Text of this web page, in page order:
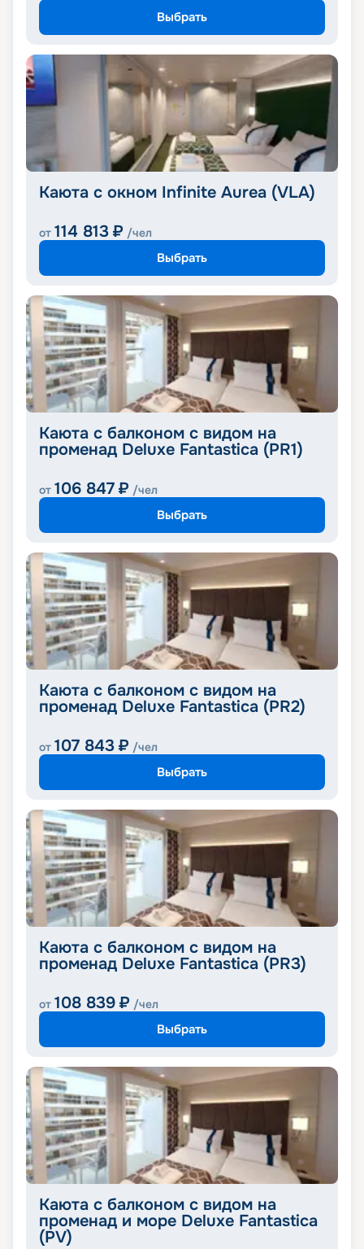
Выбрать
Каюта с окном Infinite Aurea (VLA)
от 114 813 ₽ /чел
Выбрать
Каюта с балконом с видом на
променад Deluxe Fantastica (PR1)
от 106 847 ₽ /чел
Выбрать
Каюта с балконом с видом на
променад Deluxe Fantastica (PR2)
от 107 843 ₽ /чел
Выбрать
Каюта с балконом с видом на
променад Deluxe Fantastica (PR3)
от 108 839 ₽ /чел
Выбрать
Каюта с балконом с видом на
променад и море Deluxe Fantastica
(PV)